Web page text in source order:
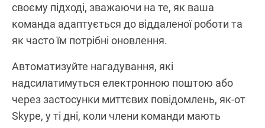
своєму підході, зважаючи на те, як ваша
команда адаптується до віддаленої роботи та
як часто їм потрібні оновлення.
Автоматизуйте нагадування, які
надсилатимуться електронною поштою або
через застосунки миттєвих повідомлень, як-от
Skype, у ті дні, коли члени команди мають